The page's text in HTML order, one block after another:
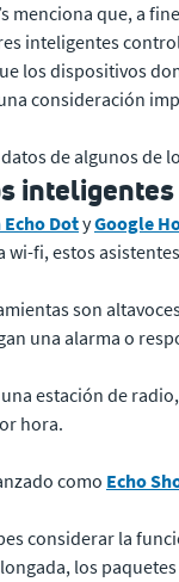
menciona que, a
inteligentes
los dispositivos
consideración
de algunos
inteligentes
DotyGoogle
wi-fi, estos
son
una alarma o
estación de
hora.
como Echo
considerar la
los